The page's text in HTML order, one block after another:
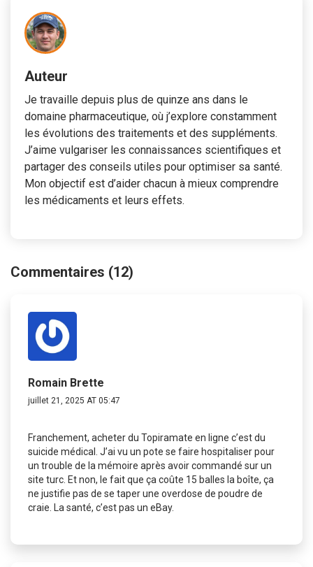
Auteur
Je travaille depuis plus de quinze ans dans le
domaine pharmaceutique, où j’explore constamment
les évolutions des traitements et des suppléments.
J’aime vulgariser les connaissances scientifiques et
partager des conseils utiles pour optimiser sa santé.
Mon objectif est d’aider chacun à mieux comprendre
les médicaments et leurs effets.
Commentaires (12)
Romain Brette
juillet 21, 2025 AT 05:47
Franchement, acheter du Topiramate en ligne c’est du
suicide médical. J’ai vu un pote se faire hospitaliser pour
un trouble de la mémoire après avoir commandé sur un
site turc. Et non, le fait que ça coûte 15 balles la boîte, ça
ne justifie pas de se taper une overdose de poudre de
craie. La santé, c’est pas un eBay.